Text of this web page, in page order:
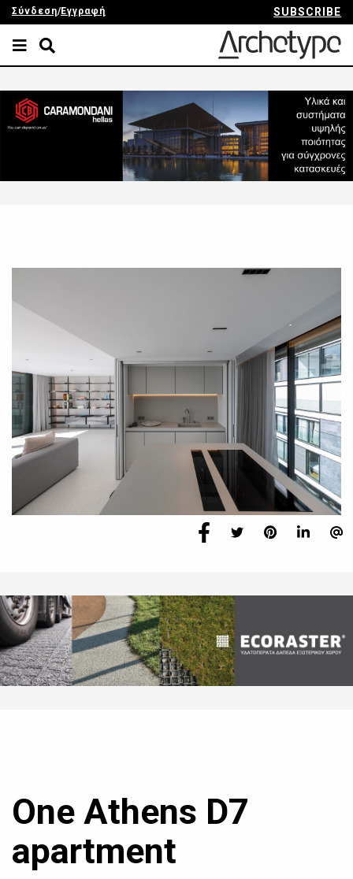
Σύνδεση/Εγγραφή SUBSCRIBE
One Athens D7
apartment